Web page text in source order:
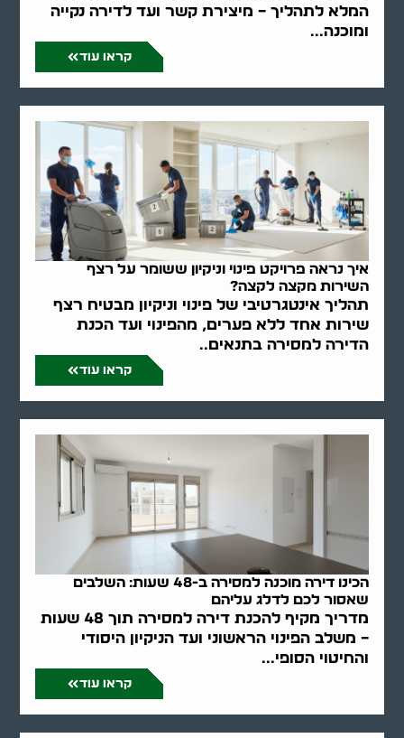
המלא לתהליך – מיצירת קשר ועד לדירה נקייה
ומוכנה...
קראו עוד
איך נראה פרויקט פינוי וניקיון ששומר על רצף
השירות מקצה לקצה?
תהליך אינטגרטיבי של פינוי וניקיון מבטיח רצף
שירות אחד ללא פערים, מהפינוי ועד הכנת
הדירה למסירה בתנאים..
קראו עוד
הכינו דירה מוכנה למסירה ב-48 שעות: השלבים
שאסור לכם לדלג עליהם
מדריך מקיף להכנת דירה למסירה תוך 48 שעות
– משלב הפינוי הראשוני ועד הניקיון היסודי
והחיטוי הסופי...
קראו עוד